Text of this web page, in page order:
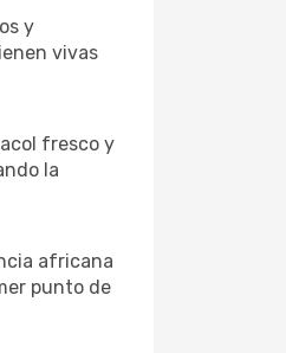
y
vivas
fresco y
la
africana
punto de